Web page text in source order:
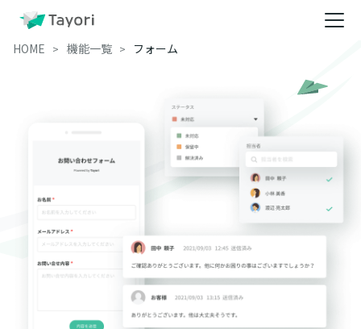
HOME 機能一覧 フォーム